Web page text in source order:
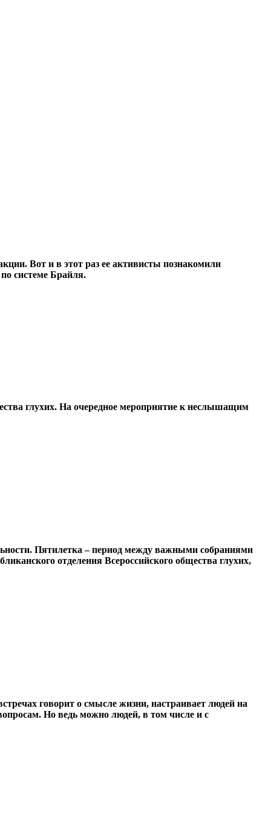
Вот и в этот раз ее активисты познакомили
системе Брайля.
глухих. На очередное мероприятие к неслышащим
Пятилетка – период между важными собраниями
отделения Всероссийского общества глухих,
говорит о смысле жизни, настраивает людей на
Но ведь можно людей, в том числе и с